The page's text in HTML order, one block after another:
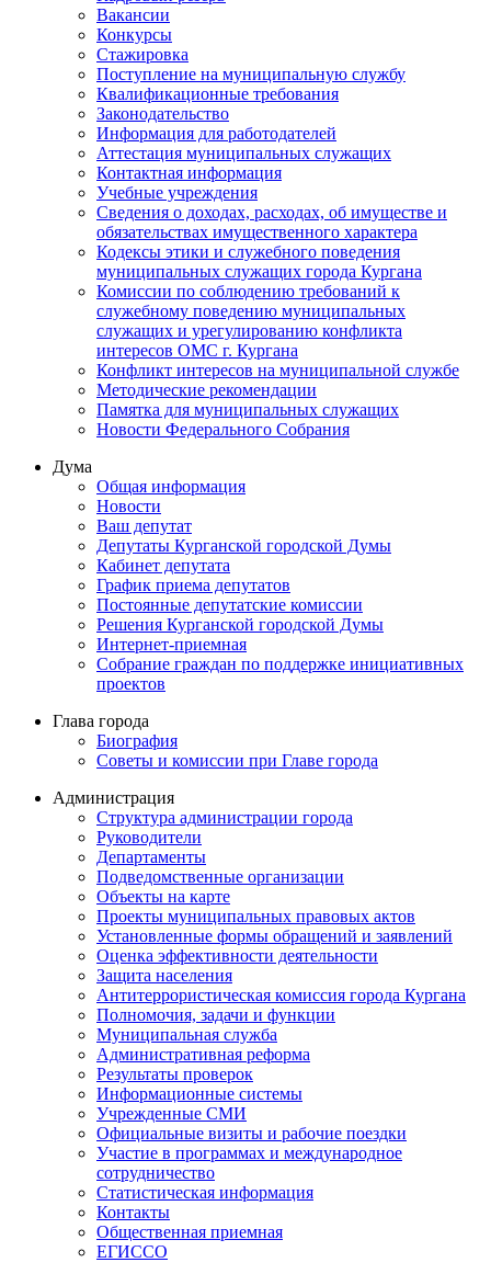
Вакансии
Конкурсы
Стажировка
Поступление на муниципальную службу
Квалификационные требования
Законодательство
Информация для работодателей
Аттестация муниципальных служащих
Контактная информация
Учебные учреждения
Сведения о доходах, расходах, об имуществе и
обязательствах имущественного характера
Кодексы этики и служебного поведения
муниципальных служащих города Кургана
Комиссии по соблюдению требований к
служебному поведению муниципальных
служащих и урегулированию конфликта
интересов ОМС г. Кургана
Конфликт интересов на муниципальной службе
Методические рекомендации
Памятка для муниципальных служащих
Новости Федерального Cобрания
Дума
Общая информация
Новости
Ваш депутат
Депутаты Курганской городской Думы
Кабинет депутата
График приема депутатов
Постоянные депутатские комиссии
Решения Курганской городской Думы
Интернет-приемная
Собрание граждан по поддержке инициативных
проектов
Глава города
Биография
Советы и комиссии при Главе города
Администрация
Структура администрации города
Руководители
Департаменты
Подведомственные организации
Объекты на карте
Проекты муниципальных правовых актов
Установленные формы обращений и заявлений
Оценка эффективности деятельности
Защита населения
Антитеррористическая комиссия города Кургана
Полномочия, задачи и функции
Муниципальная служба
Административная реформа
Результаты проверок
Информационные системы
Учрежденные СМИ
Официальные визиты и рабочие поездки
Участие в программах и международное
сотрудничество
Статистическая информация
Контакты
Общественная приемная
ЕГИССО